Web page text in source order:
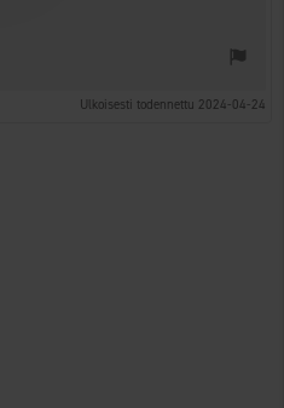
Ulkoisesti todennettu 2024-04-24